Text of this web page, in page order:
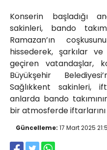
Konserin başladığı
sakinleri, bando
Ramazan’ın
hissederek, şarkılar
geçiren vatandaşlar,
Büyükşehir
Sağlıkkent sakinleri,
anlarda bando
bir atmosferde iftarlarını
Güncelleme: 17 Mart 2025